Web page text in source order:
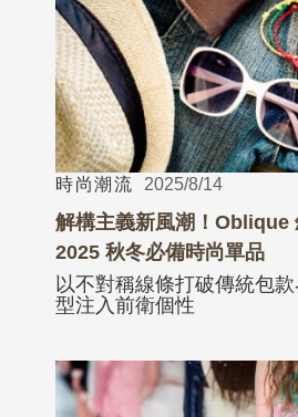
時尚潮流 2025/8/14
解構主義新風潮！Oblique
2025 秋冬必備時尚單品
以不對稱線條打破傳統包
型注入前衛個性